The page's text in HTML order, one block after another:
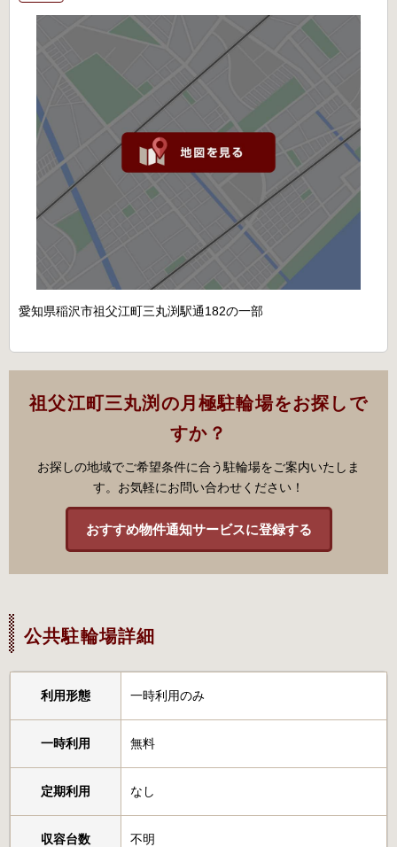
愛知県稲沢市祖父江町三丸渕駅通182の一部
祖父江町三丸渕の月極駐輪場をお探しで
すか？
お探しの地域でご希望条件に合う駐輪場をご案内いたしま
す。お気軽にお問い合わせください！
おすすめ物件通知サービスに登録する
公共駐輪場詳細
利用形態 一時利用のみ
一時利用 無料
定期利用 なし
収容台数 不明